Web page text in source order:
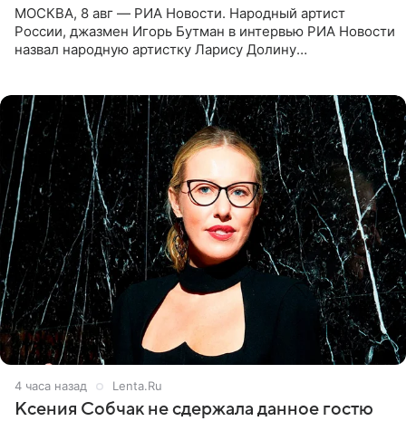
МОСКВА, 8 авг — РИА Новости. Народный артист
России, джазмен Игорь Бутман в интервью РИА Новости
назвал народную артистку Ларису Долину
4 часа назад Lenta.Ru
Ксения Собчак не сдержала данное гостю